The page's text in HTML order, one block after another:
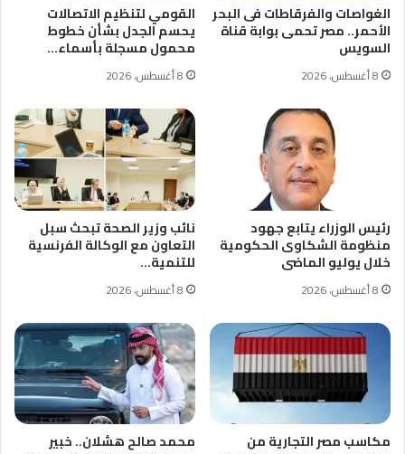
الغواصات والفرقاطات فى البحر
الأحمر.. مصر تحمى بوابة قناة
السويس
8 أغسطس، 2026
القومي لتنظيم الاتصالات
يحسم الجدل بشأن خطوط
محمول مسجلة بأسماء…
8 أغسطس، 2026
رئيس الوزراء يتابع جهود
منظومة الشكاوى الحكومية
خلال يوليو الماضى
8 أغسطس، 2026
نائب وزير الصحة تبحث سبل
التعاون مع الوكالة الفرنسية
للتنمية…
8 أغسطس، 2026
مكاسب مصر التجارية من محمد صالح هشلان.. خبير